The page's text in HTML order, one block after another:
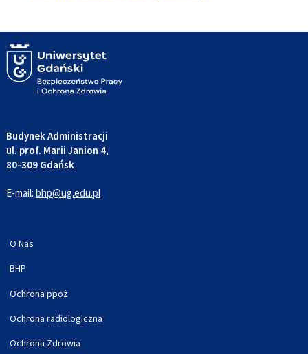
Budynek Administracji
ul. prof. Marii Janion 4,
80-309 Gdańsk
E-mail: bhp@ug.edu.pl
O Nas
BHP
Ochrona ppoż
Ochrona radiologiczna
Ochrona Zdrowia